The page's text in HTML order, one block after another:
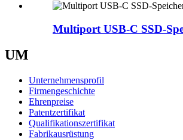
Multiport USB-C SSD-
UM
Unternehmensprofil
Firmengeschichte
Ehrenpreise
Patentzertifikat
Qualifikationszertifikat
Fabrikausrüstung